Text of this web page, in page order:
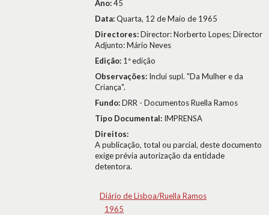
Ano:45
Data:Quarta, 12 de Maio de 1965
Directores:Director: Norberto Lopes; Director
Adjunto: Mário Neves
Edição: 1ª edição
Observações: Inclui supl. "Da Mulher e da
Criança".
Fundo:DRR - Documentos Ruella Ramos
Tipo Documental: IMPRENSA
Direitos:
A publicação, total ou parcial, deste documento
exige prévia autorização da entidade
detentora.
Diário de Lisboa/Ruella Ramos
1965